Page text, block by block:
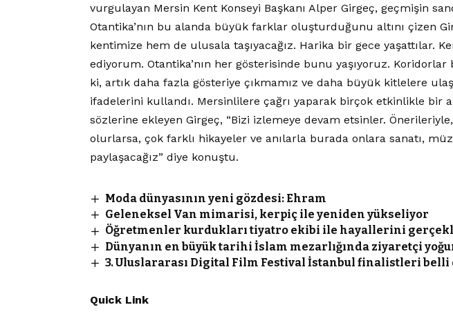
vurgulayan Mersin Kent Konseyi Başkanı Alper Girgeç, geçmişin
Otantika’nın bu alanda büyük farklar oluşturduğunu altını çizen
kentimize hem de ulusala taşıyacağız. Harika bir gece yaşattılar.
ediyorum. Otantika’nın her gösterisinde bunu yaşıyoruz.
ki, artık daha fazla gösteriye çıkmamız ve daha büyük kitlelere
ifadelerini kullandı. Mersinlilere çağrı yaparak birçok etkinlikle bir
sözlerine ekleyen Girgeç, “Bizi izlemeye devam etsinler.
olurlarsa, çok farklı hikayeler ve anılarla burada onlara sanatı,
paylaşacağız” diye konuştu.
Moda dünyasının yeni gözdesi: Ehram
Geleneksel Van mimarisi, kerpiç ile yeniden yükseliyor
Öğretmenler kurdukları tiyatro ekibi ile hayallerini
Dünyanın en büyük tarihi İslam mezarlığında ziyaretçi
3. Uluslararası Digital Film Festival İstanbul finalistleri belli
Quick Link